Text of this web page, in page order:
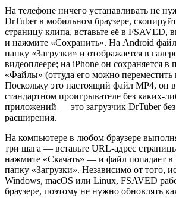
На телефоне ничего устанавливать не
DrTuber в мобильном браузере,
страницу клипа, вставьте её в FSAVED,
и нажмите «Сохранить». На Android
папку «Загрузки» и отображается в
видеоплеере; на iPhone он сохраняется в
«Файлы» (оттуда его можно переместить
Поскольку это настоящий файл MP4, он
стандартном проигрывателе без каких-
приложений — это загрузчик DrTuber
расширения.
На компьютере в любом браузере
три шага — вставьте URL-адрес
нажмите «Скачать» — и файл попадает
папку «Загрузки». Независимо от того,
Windows, macOS или Linux, FSAVED
браузере, поэтому не нужно обновлять